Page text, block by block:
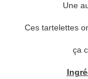
Une
Ces tartelettes
ça